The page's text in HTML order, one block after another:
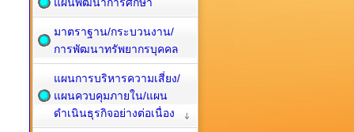
มาตราฐาน/กระบวนงาน/
การพัฒนาทรัพยากรบุคคล
แผนการบริหารความเสี่ยง/
แผนควบคุมภายใน/แผน
ดำเนินธุรกิจอย่างต่อเนื่อง